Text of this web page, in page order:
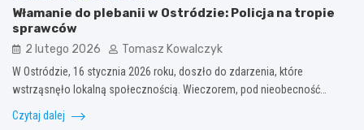
Włamanie do plebanii w Ostródzie: Policja na tropie
sprawców
2 lutego 2026 Tomasz Kowalczyk
W Ostródzie, 16 stycznia 2026 roku, doszło do zdarzenia, które
wstrząsnęło lokalną społecznością. Wieczorem, pod nieobecność…
Czytaj dalej